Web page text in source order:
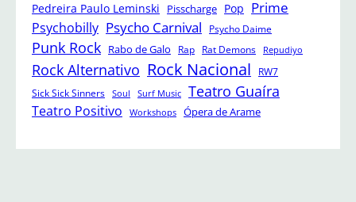
Pedreira Paulo Leminski Pisscharge Pop Prime
Psychobilly Psycho Carnival Psycho Daime
Punk Rock Rabo de Galo Rap Rat Demons Repudiyo
Rock Alternativo Rock Nacional
RW7
Sick Sick Sinners
Soul Surf Music Teatro Guaíra
Teatro Positivo Workshops Ópera de Arame